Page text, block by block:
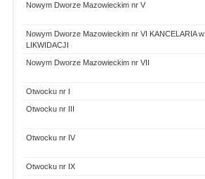
Nowym Dworze Mazowieckim nr V
Nowym Dworze Mazowieckim nr VI KANCELARIA w
LIKWIDACJI
Nowym Dworze Mazowieckim nr VII
Otwocku nr I
Otwocku nr III
Otwocku nr IV
Otwocku nr IX